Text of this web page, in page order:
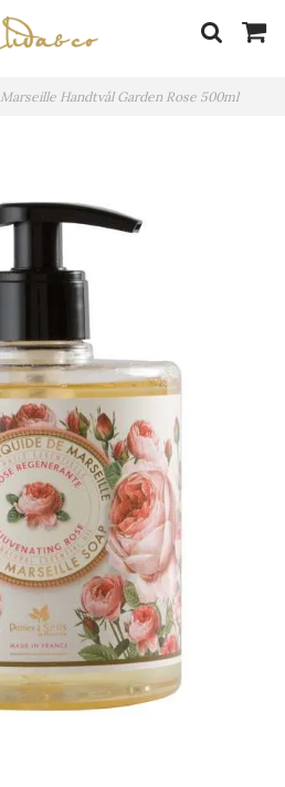
Marseille Handtvål Garden Rose 500ml